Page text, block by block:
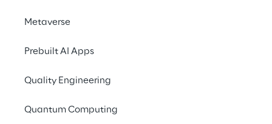
Metaverse
Prebuilt AI Apps
Quality Engineering
Quantum Computing